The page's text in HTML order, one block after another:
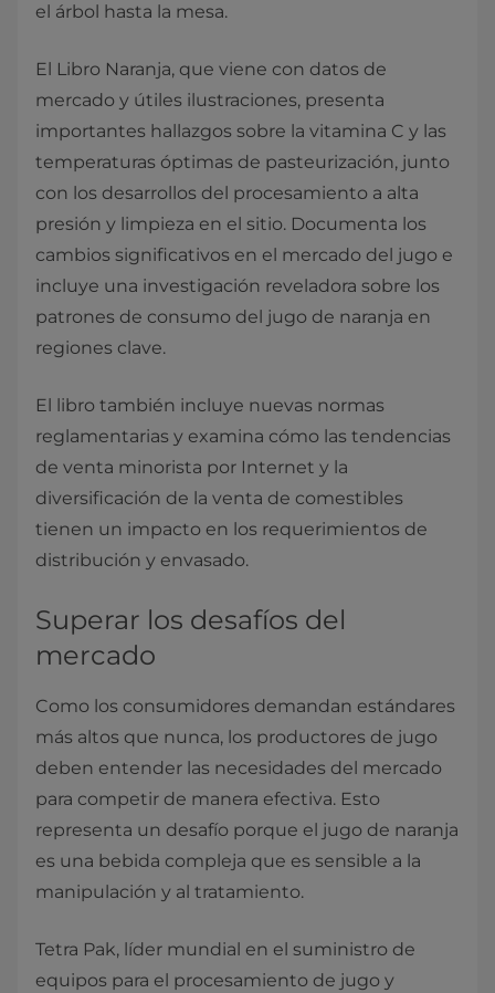
el árbol hasta la mesa.
El Libro Naranja, que viene con datos de
mercado y útiles ilustraciones, presenta
importantes hallazgos sobre la vitamina C y las
temperaturas óptimas de pasteurización, junto
con los desarrollos del procesamiento a alta
presión y limpieza en el sitio. Documenta los
cambios significativos en el mercado del jugo e
incluye una investigación reveladora sobre los
patrones de consumo del jugo de naranja en
regiones clave.
El libro también incluye nuevas normas
reglamentarias y examina cómo las tendencias
de venta minorista por Internet y la
diversificación de la venta de comestibles
tienen un impacto en los requerimientos de
distribución y envasado.
Superar los desafíos del
mercado
Como los consumidores demandan estándares
más altos que nunca, los productores de jugo
deben entender las necesidades del mercado
para competir de manera efectiva. Esto
representa un desafío porque el jugo de naranja
es una bebida compleja que es sensible a la
manipulación y al tratamiento.
Tetra Pak, líder mundial en el suministro de
equipos para el procesamiento de jugo y